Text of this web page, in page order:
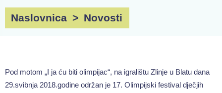
Naslovnica > Novosti
Pod motom „I ja ću biti olimpijac“, na igralištu Zlinje u Blatu dana
29.svibnja 2018.godine održan je 17. Olimpijski festival dječjih